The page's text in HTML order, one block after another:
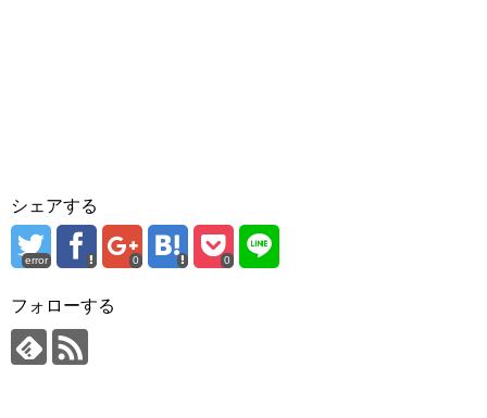
シェアする
error 0 0
フォローする